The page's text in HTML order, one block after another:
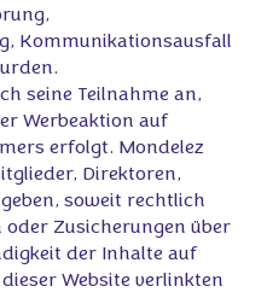
Kommunikationsausfall
seine Teilnahme an,
Werbeaktion auf
erfolgt. Mondelez
Direktoren,
soweit rechtlich
oder Zusicherungen über
der Inhalte auf
Website verlinkten